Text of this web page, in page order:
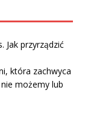
Jak przyrządzić
która zachwyca
możemy lub